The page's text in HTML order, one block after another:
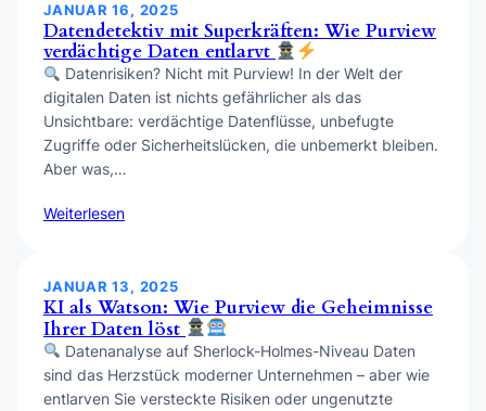
JANUAR 16, 2025
Datendetektiv mit Superkräften: Wie Purview
verdächtige Daten entlarvt
Datenrisiken? Nicht mit Purview! In der Welt der
digitalen Daten ist nichts gefährlicher als das
Unsichtbare: verdächtige Datenflüsse, unbefugte
Zugriffe oder Sicherheitslücken, die unbemerkt bleiben.
Aber was,…
Weiterlesen
JANUAR 13, 2025
KI als Watson: Wie Purview die Geheimnisse
Ihrer Daten löst
Datenanalyse auf Sherlock-Holmes-Niveau Daten
sind das Herzstück moderner Unternehmen – aber wie
entlarven Sie versteckte Risiken oder ungenutzte